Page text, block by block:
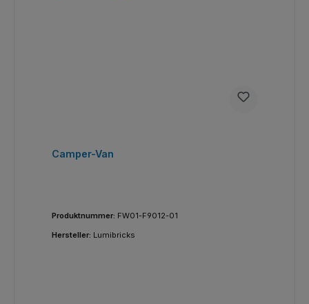
Camper-Van
Produktnummer: FW01-F9012-01
Hersteller: Lumibricks